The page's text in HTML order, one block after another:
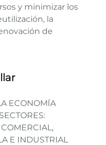
y minimizar los
la
de
ECONOMÍA
E INDUSTRIAL